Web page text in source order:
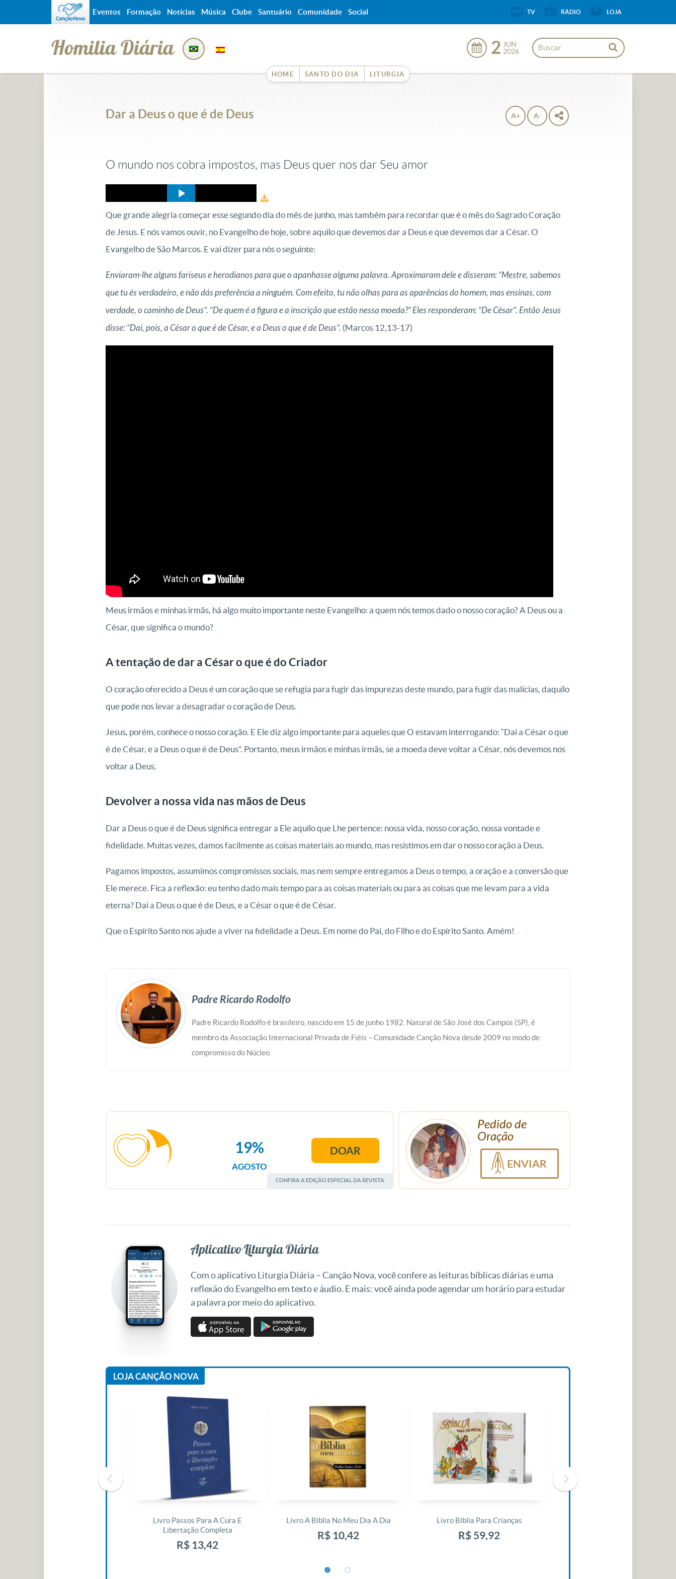
Homilia Diária
HOME SANTO DO DIA LITURGIA
2 JUN
2026
Dar a Deus o que é de Deus A+ A-
O mundo nos cobra impostos, mas Deus quer nos dar Seu amor
Que grande alegria começar esse segundo dia do mês de junho, mas também para recordar que é o mês do Sagrado Coração
de Jesus. E nós vamos ouvir, no Evangelho de hoje, sobre aquilo que devemos dar a Deus e que devemos dar a César. O
Evangelho de São Marcos. E vai dizer para nós o seguinte:
Enviaram-lhe alguns fariseus e herodianos para que o apanhasse alguma palavra. Aproximaram dele e disseram: “Mestre, sabemos
que tu és verdadeiro, e não dás preferência a ninguém. Com efeito, tu não olhas para as aparências do homem, mas ensinas, com
verdade, o caminho de Deus”. “De quem é a figura e a inscrição que estão nessa moeda?” Eles responderam: “De César”. Então Jesus
disse: “Dai, pois, a César o que é de César, e a Deus o que é de Deus”. (Marcos 12,13-17)
Meus irmãos e minhas irmãs, há algo muito importante neste Evangelho: a quem nós temos dado o nosso coração? A Deus ou a
César, que significa o mundo?
A tentação de dar a César o que é do Criador
O coração oferecido a Deus é um coração que se refugia para fugir das impurezas deste mundo, para fugir das malícias, daquilo
que pode nos levar a desagradar o coração de Deus.
Jesus, porém, conhece o nosso coração. E Ele diz algo importante para aqueles que O estavam interrogando: “Dai a César o que
é de César, e a Deus o que é de Deus”. Portanto, meus irmãos e minhas irmãs, se a moeda deve voltar a César, nós devemos nos
voltar a Deus.
Devolver a nossa vida nas mãos de Deus
Dar a Deus o que é de Deus significa entregar a Ele aquilo que Lhe pertence: nossa vida, nosso coração, nossa vontade e
fidelidade. Muitas vezes, damos facilmente as coisas materiais ao mundo, mas resistimos em dar o nosso coração a Deus.
Pagamos impostos, assumimos compromissos sociais, mas nem sempre entregamos a Deus o tempo, a oração e a conversão que
Ele merece. Fica a reflexão: eu tenho dado mais tempo para as coisas materiais ou para as coisas que me levam para a vida
eterna? Dai a Deus o que é de Deus, e a César o que é de César.
Que o Espírito Santo nos ajude a viver na fidelidade a Deus. Em nome do Pai, do Filho e do Espírito Santo. Amém!
Padre Ricardo Rodolfo
Padre Ricardo Rodolfo é brasileiro, nascido em 15 de junho 1982. Natural de São José dos Campos (SP), é
membro da Associação Internacional Privada de Fiéis – Comunidade Canção Nova desde 2009 no modo de
compromisso do Núcleo.
AGOSTO
19% DOAR
CONFIRA A EDIÇÃO ESPECIAL DA REVISTA
Pedido de
Oração
ENVIAR
Aplicativo Liturgia Diária
Com o aplicativo Liturgia Diária – Canção Nova, você confere as leituras bíblicas diárias e uma
reflexão do Evangelho em texto e áudio. E mais: você ainda pode agendar um horário para estudar
a palavra por meio do aplicativo.
LOJA CANÇÃO NOVA
Livro Passos Para A Cura E
Libertação Completa
R$ 13,42
Livro A Bíblia No Meu Dia A Dia
R$ 10,42
Livro Bíblia Para Crianças
R$ 59,92
Eventos Formação Notícias Música Clube Santuário Comunidade Social TV RÁDIO LOJA